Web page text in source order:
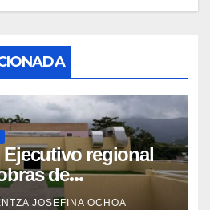
regional
de
la Maternidad
JOSEFINA OCHOA